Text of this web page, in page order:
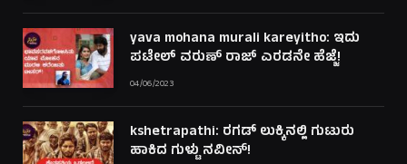
yava mohana murali kareyitho: ಇದು
ಪಟೇಲ್ ವರುಣ್ ರಾಜ್ ಎರಡನೇ ಹೆಜ್ಜೆ!
04/06/2023
kshetrapathi: ರಗಡ್ ಲುಕ್ಕಿನಲ್ಲಿ ಗುಟುರು
ಹಾಕಿದ ಗುಳ್ಟು ನವೀನ್!